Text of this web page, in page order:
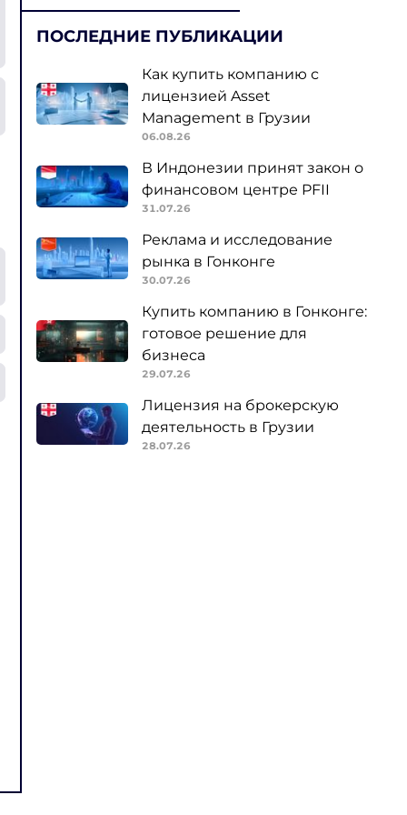
ПОСЛЕДНИЕ ПУБЛИКАЦИИ
Как купить компанию с
лицензией Asset
Management в Грузии
06.08.26
В Индонезии принят закон о
финансовом центре PFII
31.07.26
Реклама и исследование
рынка в Гонконге
30.07.26
Купить компанию в Гонконге:
готовое решение для
бизнеса
29.07.26
Лицензия на брокерскую
деятельность в Грузии
28.07.26